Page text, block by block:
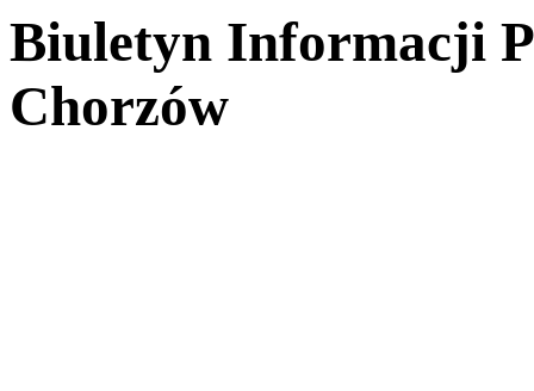
Biuletyn Informacji
Chorzów